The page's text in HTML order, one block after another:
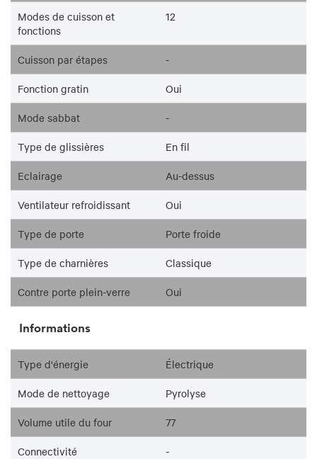
Modes de cuisson et
fonctions
12
Cuisson par étapes -
Fonction gratin Oui
Mode sabbat -
Type de glissières En fil
Eclairage Au-dessus
Ventilateur refroidissant Oui
Type de porte Porte froide
Type de charnières Classique
Contre porte plein-verre Oui
Informations
Type d'énergie Électrique
Mode de nettoyage Pyrolyse
Volume utile du four 77
Connectivité -